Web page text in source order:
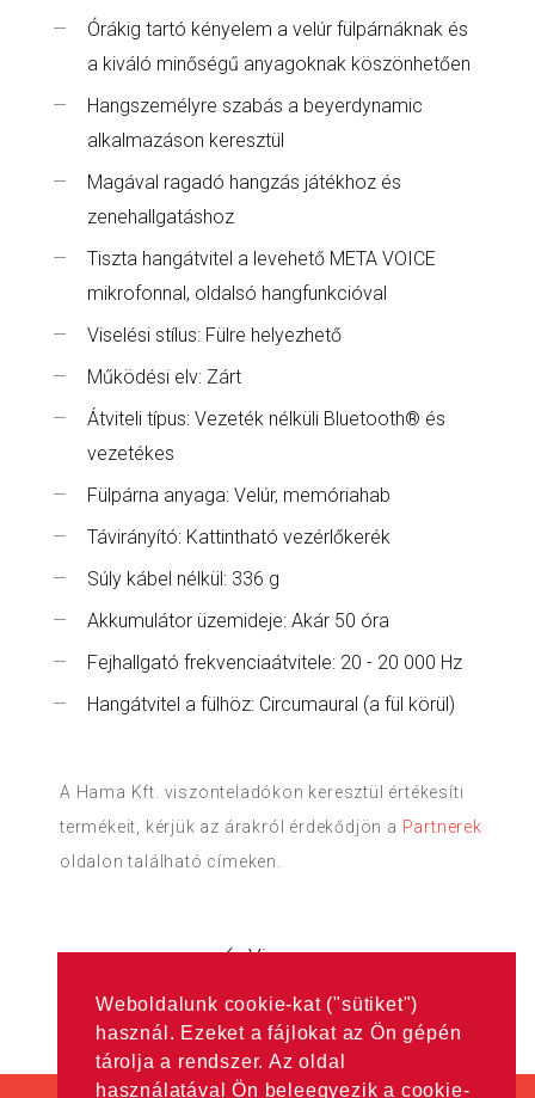
Weboldalunk cookie-kat ("sütiket")
használ. Ezeket a fájlokat az Ön gépén
tárolja a rendszer. Az oldal
használatával Ön beleegyezik a cookie-
Órákig tartó kényelem a velúr fülpárnáknak és
a kiváló minőségű anyagoknak köszönhetően
Hangszemélyre szabás a beyerdynamic
alkalmazáson keresztül
Magával ragadó hangzás játékhoz és
zenehallgatáshoz
Tiszta hangátvitel a levehető META VOICE
mikrofonnal, oldalsó hangfunkcióval
Viselési stílus: Fülre helyezhető
Működési elv: Zárt
Átviteli típus: Vezeték nélküli Bluetooth® és
vezetékes
Fülpárna anyaga: Velúr, memóriahab
Távirányító: Kattintható vezérlőkerék
Súly kábel nélkül: 336 g
Akkumulátor üzemideje: Akár 50 óra
Fejhallgató frekvenciaátvitele: 20 - 20 000 Hz
Hangátvitel a fülhöz: Circumaural (a fül körül)
A Hama Kft. viszonteladókon keresztül értékesíti
termékeit, kérjük az árakról érdekődjön a Partnerek
oldalon található címeken.
Vissza